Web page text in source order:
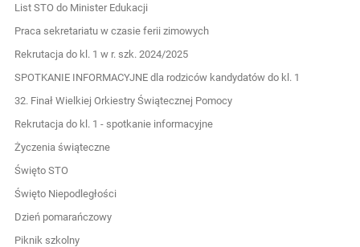
List STO do Minister Edukacji
Praca sekretariatu w czasie ferii zimowych
Rekrutacja do kl. 1 w r. szk. 2024/2025
SPOTKANIE INFORMACYJNE dla rodziców kandydatów do kl. 1
32. Finał Wielkiej Orkiestry Świątecznej Pomocy
Rekrutacja do kl. 1 - spotkanie informacyjne
Życzenia świąteczne
Święto STO
Święto Niepodległości
Dzień pomarańczowy
Piknik szkolny